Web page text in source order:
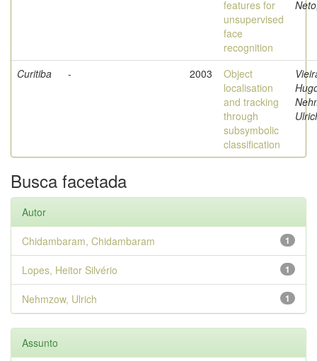
features for
unsupervised
face
recognition
Curitiba - 2003
Object
localisation
and tracking
through
subsymbolic
classification
Busca facetada
Autor
1
Chidambaram, Chidambaram
1
Lopes, Heitor Silvério
1
Nehmzow, Ulrich
Assunto